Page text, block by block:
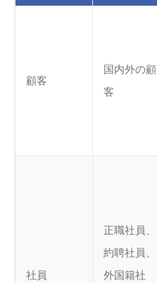
顧客
国内外の顧
客
社員
正職社員、
約聘社員、
外国籍社